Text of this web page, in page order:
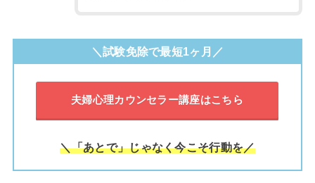
＼試験免除で最短1ヶ月／
夫婦心理カウンセラー講座はこちら
＼「あとで」じゃなく今こそ行動を／